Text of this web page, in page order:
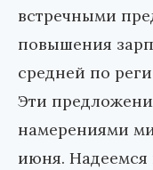
встречными
повышения
средней по
Эти
намерениями
июня.